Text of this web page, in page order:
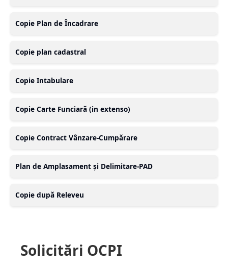
Copie Plan de Încadrare
Copie plan cadastral
Copie Intabulare
Copie Carte Funciară (in extenso)
Copie Contract Vânzare-Cumpărare
Plan de Amplasament și Delimitare-PAD
Copie după Releveu
Solicitări OCPI